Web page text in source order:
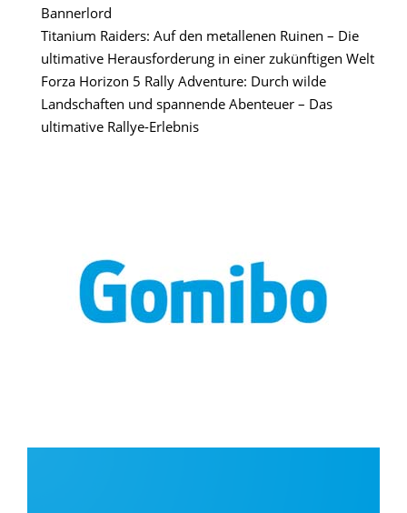
Bannerlord
Titanium Raiders: Auf den metallenen Ruinen – Die
ultimative Herausforderung in einer zukünftigen Welt
Forza Horizon 5 Rally Adventure: Durch wilde
Landschaften und spannende Abenteuer – Das
ultimative Rallye-Erlebnis